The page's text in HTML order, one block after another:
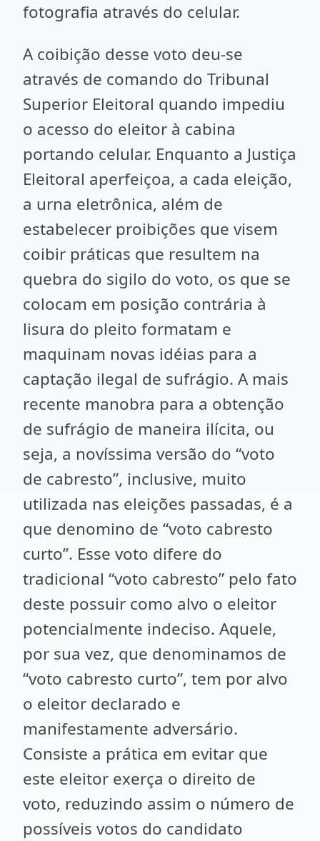
fotografia através do celular.
A coibição desse voto deu-se
através de comando do Tribunal
Superior Eleitoral quando impediu
o acesso do eleitor à cabina
portando celular. Enquanto a Justiça
Eleitoral aperfeiçoa, a cada eleição,
a urna eletrônica, além de
estabelecer proibições que visem
coibir práticas que resultem na
quebra do sigilo do voto, os que se
colocam em posição contrária à
lisura do pleito formatam e
maquinam novas idéias para a
captação ilegal de sufrágio. A mais
recente manobra para a obtenção
de sufrágio de maneira ilícita, ou
seja, a novíssima versão do “voto
de cabresto”, inclusive, muito
utilizada nas eleições passadas, é a
que denomino de “voto cabresto
curto”. Esse voto difere do
tradicional “voto cabresto” pelo fato
deste possuir como alvo o eleitor
potencialmente indeciso. Aquele,
por sua vez, que denominamos de
“voto cabresto curto”, tem por alvo
o eleitor declarado e
manifestamente adversário.
Consiste a prática em evitar que
este eleitor exerça o direito de
voto, reduzindo assim o número de
possíveis votos do candidato